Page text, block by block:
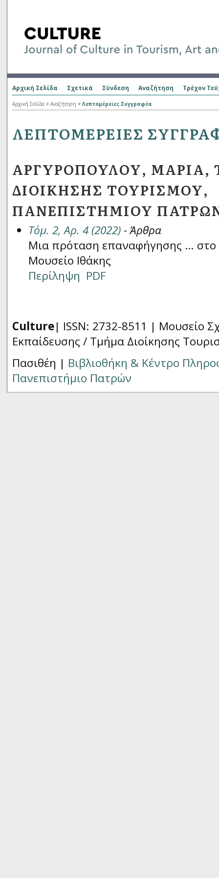
Αρχική Σελίδα Σχετικά Σύνδεση Αναζήτηση Τρέχον
Αρχική Σελίδα > Αναζήτηση > Λεπτομέρειες Συγγραφέα
ΛΕΠΤΟΜΈΡΕΙΕΣ
ΑΡΓΥΡΟΠΟΎΛΟΥ,
ΔΙΟΊΚΗΣΗΣ ΤΟΥΡΙΣΜΟΎ,
ΠΑΝΕΠΙΣΤΗΜΊΟΥ
Τόμ. 2, Αρ. 4 (2022)- Άρθρα
Μια πρόταση επαναφήγησης … στο
Μουσείο Ιθάκης
Περίληψη PDF
Culture| ISSN: 2732-8511 | Μουσείο
Εκπαίδευσης / Τμήμα Διοίκησης
Πασιθέη | Βιβλιοθήκη & Κέντρο
Πανεπιστήμιο Πατρών